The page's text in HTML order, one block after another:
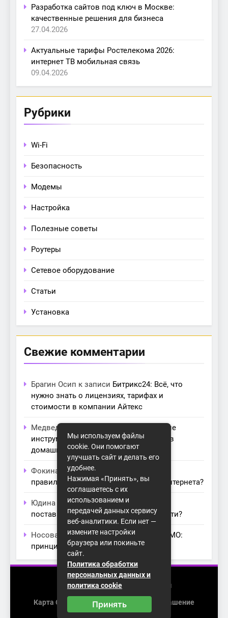
Разработка сайтов под ключ в Москве:
качественные решения для бизнеса
27.04.2026
Актуальные тарифы Ростелекома 2026:
интернет ТВ мобильная связь
09.04.2026
Рубрики
Wi-Fi
Безопасность
Модемы
Настройка
Полезные советы
Роутеры
Сетевое оборудование
Статьи
Установка
Свежие комментарии
Брагин Осип к записи Битрикс24: Всё, что
нужно знать о лицензиях, тарифах и
стоимости в компании Айтекс
Медведева Амалия
Основные
инструменты для создания серверов в
домашних условиях
Фокина Невак записи
правильный модем для домашнего интернета?
Юдина Ивонак записиПроблемы с
поставщиками интернета: как их обойти?
Носова Агатак записиТехнология MIMO:
принципы работы и её преимущества
2026 (с) https://homenet-spb.ru
Карта Сайта Пользовательское Соглашение
Мы используем файлы
cookie. Они помогают
улучшать сайт и делать его
удобнее.
Нажимая «Принять», вы
соглашаетесь с их
использованием и
передачей данных сервису
веб-аналитики. Если нет —
измените настройки
браузера или покиньте
сайт.
Политика обработки
персональных данных и
политика cookie
Принять